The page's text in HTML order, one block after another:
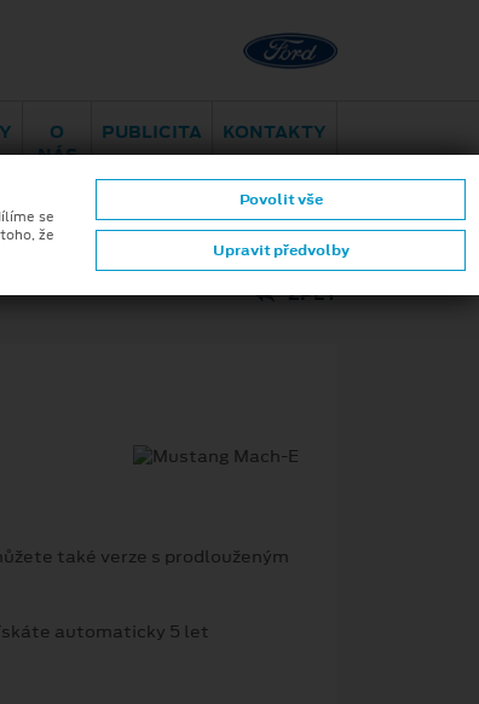
Brno - Juliánov
Aplikace Ford
O
NÁS
PUBLICITA KONTAKTY
ZPĚT
také verze s prodlouženým
automaticky 5 let
se
že
Upravit předvolby
Povolit vše